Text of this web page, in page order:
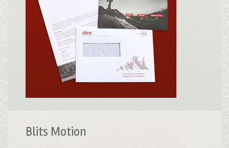
Blits Motion